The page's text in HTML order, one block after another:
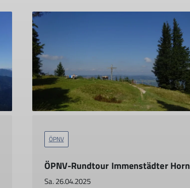
ÖPNV
ÖPNV-Rundtour Immenstädter Horn
Sa. 26.04.2025